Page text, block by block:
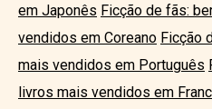
em Japonês Ficção de fãs:
vendidos em Coreano Ficção
mais vendidos em Português
livros mais vendidos em